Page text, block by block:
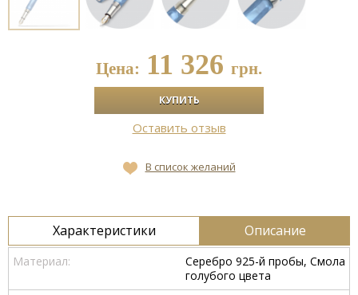
Цена: 11 326 грн.
Оставить отзыв
В список желаний
Характеристики Описание
Материал:
Серебро 925-й пробы, Смола
голубого цвета